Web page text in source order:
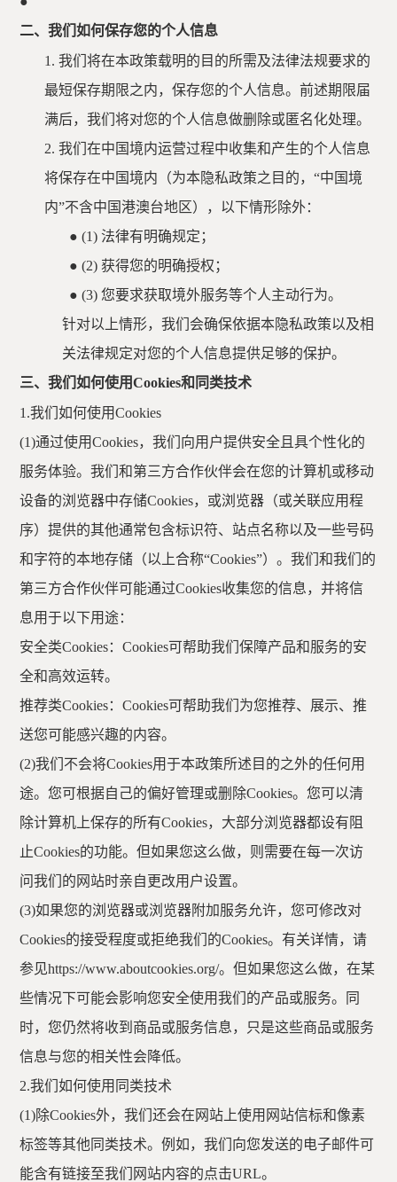
二、我们如何保存您的个人信息
1.我们将在本政策载明的目的所需及法律法规要求的
最短保存期限之内，保存您的个人信息。前述期限届
满后，我们将对您的个人信息做删除或匿名化处理。
2.我们在中国境内运营过程中收集和产生的个人信息
将保存在中国境内（为本隐私政策之目的，“中国境
内”不含中国港澳台地区），以下情形除外：
●(1) 法律有明确规定；
●(2) 获得您的明确授权；
●(3) 您要求获取境外服务等个人主动行为。
针对以上情形，我们会确保依据本隐私政策以及相
关法律规定对您的个人信息提供足够的保护。
三、我们如何使用Cookies和同类技术
1.我们如何使用Cookies
(1)通过使用Cookies，我们向用户提供安全且具个性化的
服务体验。我们和第三方合作伙伴会在您的计算机或移动
设备的浏览器中存储Cookies，或浏览器（或关联应用程
序）提供的其他通常包含标识符、站点名称以及一些号码
和字符的本地存储（以上合称“Cookies”）。我们和我们的
第三方合作伙伴可能通过Cookies收集您的信息，并将信
息用于以下用途：
安全类Cookies：Cookies可帮助我们保障产品和服务的安
全和高效运转。
推荐类Cookies：Cookies可帮助我们为您推荐、展示、推
送您可能感兴趣的内容。
(2)我们不会将Cookies用于本政策所述目的之外的任何用
途。您可根据自己的偏好管理或删除Cookies。您可以清
除计算机上保存的所有Cookies，大部分浏览器都设有阻
止Cookies的功能。但如果您这么做，则需要在每一次访
问我们的网站时亲自更改用户设置。
(3)如果您的浏览器或浏览器附加服务允许，您可修改对
Cookies的接受程度或拒绝我们的Cookies。有关详情，请
参见https://www.aboutcookies.org/。但如果您这么做，在某
些情况下可能会影响您安全使用我们的产品或服务。同
时，您仍然将收到商品或服务信息，只是这些商品或服务
信息与您的相关性会降低。
2.我们如何使用同类技术
(1)除Cookies外，我们还会在网站上使用网站信标和像素
标签等其他同类技术。例如，我们向您发送的电子邮件可
能含有链接至我们网站内容的点击URL。